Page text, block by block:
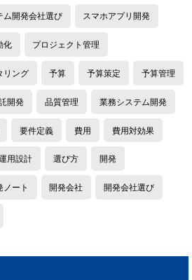
ム開発会社選び スマホアプリ開発
化 プロジェクト管理
リング 予算 予算策定 予算管理
開発 品質管理 業務システム開発
要件定義 費用 費用対効果
用設計 選び方 開発
ノート 開発会社 開発会社選び